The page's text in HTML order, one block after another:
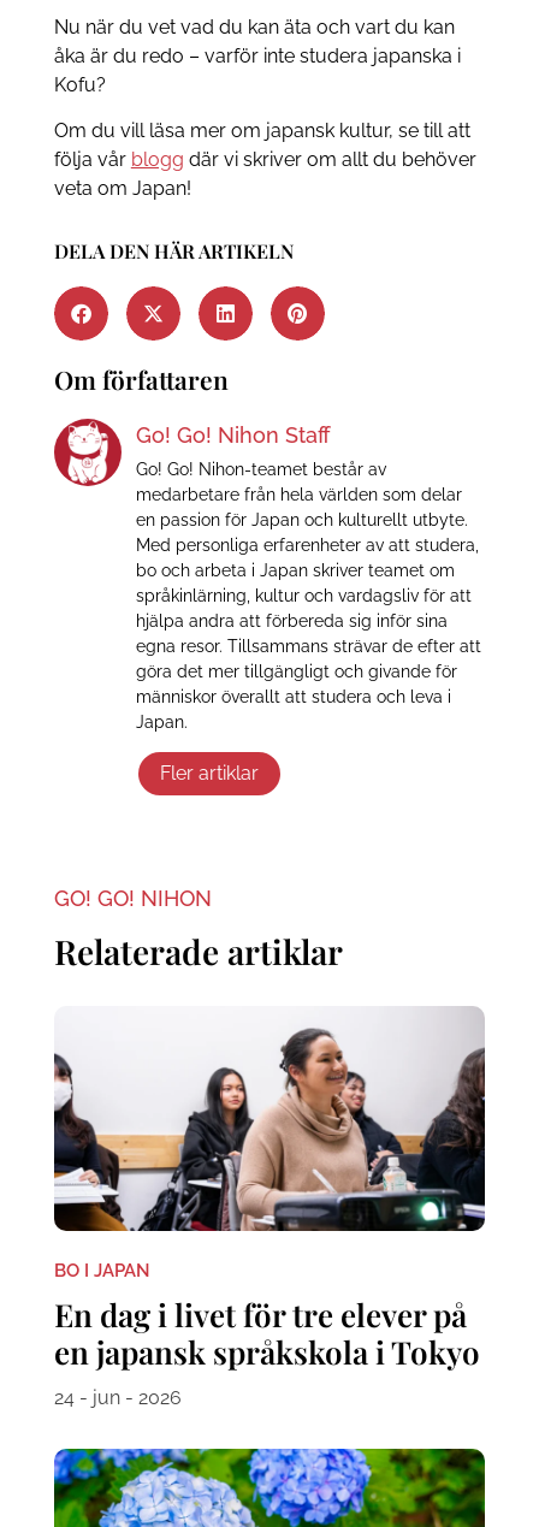
Nu när du vet vad du kan äta och vart du kan
åka är du redo – varför inte studera japanska i
Kofu?
Om du vill läsa mer om japansk kultur, se till att
följa vår blogg där vi skriver om allt du behöver
veta om Japan!
DELA DEN HÄR ARTIKELN
Om författaren
Go! Go! Nihon Staff
Go! Go! Nihon-teamet består av
medarbetare från hela världen som delar
en passion för Japan och kulturellt utbyte.
Med personliga erfarenheter av att studera,
bo och arbeta i Japan skriver teamet om
språkinlärning, kultur och vardagsliv för att
hjälpa andra att förbereda sig inför sina
egna resor. Tillsammans strävar de efter att
göra det mer tillgängligt och givande för
människor överallt att studera och leva i
Japan.
Fler artiklar
GO! GO! NIHON
Relaterade artiklar
BO I JAPAN
En dag i livet för tre elever på
en japansk språkskola i Tokyo
24 - jun - 2026